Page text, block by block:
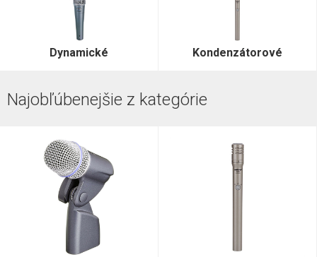
Dynamické Kondenzátorové
Najobľúbenejšie z kategórie